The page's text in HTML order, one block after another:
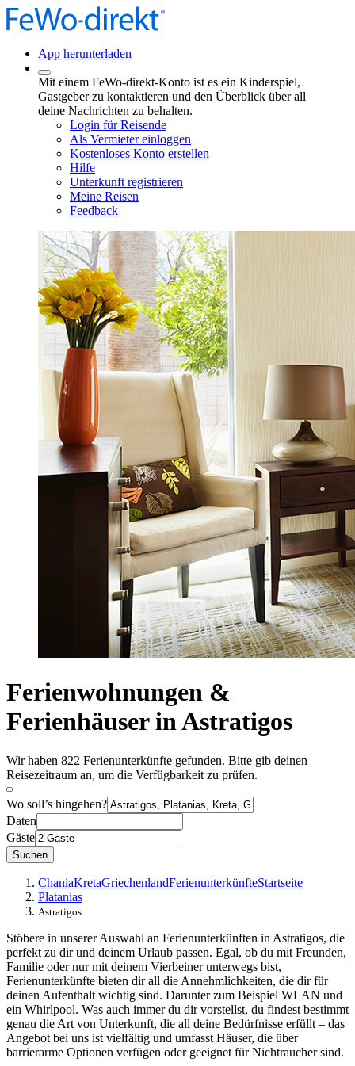
App herunterladen
Mit einem FeWo-direkt-Konto ist es ein Kinderspiel,
Gastgeber zu kontaktieren und den Überblick über all
deine Nachrichten zu behalten.
Login für Reisende
Als Vermieter einloggen
Kostenloses Konto erstellen
Hilfe
Unterkunft registrieren
Meine Reisen
Feedback
Ferienwohnungen &
Ferienhäuser in Astratigos
Wir haben 822 Ferienunterkünfte gefunden. Bitte gib deinen
Reisezeitraum an, um die Verfügbarkeit zu prüfen.
Wo soll’s hingehen?
Daten
Gäste
Suchen
ChaniaKretaGriechenlandFerienunterkünfteStartseite
Platanias
Astratigos
Stöbere in unserer Auswahl an Ferienunterkünften in Astratigos, die
perfekt zu dir und deinem Urlaub passen. Egal, ob du mit Freunden,
Familie oder nur mit deinem Vierbeiner unterwegs bist,
Ferienunterkünfte bieten dir all die Annehmlichkeiten, die dir für
deinen Aufenthalt wichtig sind. Darunter zum Beispiel WLAN und
ein Whirlpool. Was auch immer du dir vorstellst, du findest bestimmt
genau die Art von Unterkunft, die all deine Bedürfnisse erfüllt – das
Angebot bei uns ist vielfältig und umfasst Häuser, die über
barrierarme Optionen verfügen oder geeignet für Nichtraucher sind.